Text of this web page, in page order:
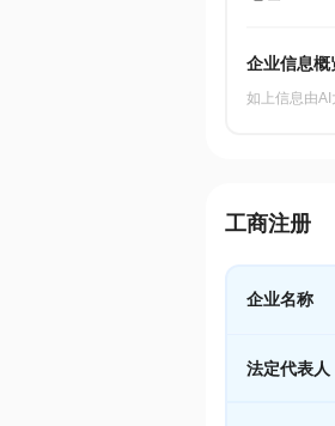
企业信息概
如上信息由
工商注册
企业名称
法定代表人